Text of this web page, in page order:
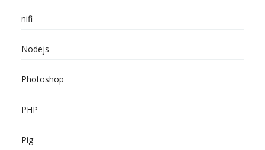
nifi
Nodejs
Photoshop
PHP
Pig